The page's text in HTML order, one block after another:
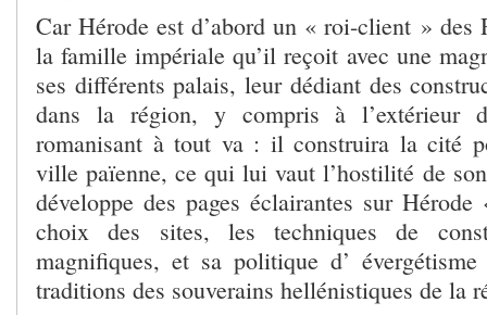
Car Hérode est d’abord un « roi-client » des
la famille impériale qu’il reçoit avec une
ses différents palais, leur dédiant des
dans la région, y compris à l’extérieur
romanisant à tout va : il construira la cité
ville païenne, ce qui lui vaut l’hostilité de
développe des pages éclairantes sur
choix des sites, les techniques de
magnifiques, et sa politique d’
traditions des souverains hellénistiques de la